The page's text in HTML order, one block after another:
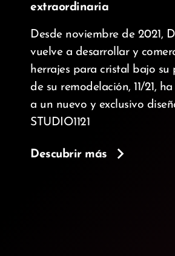
extraordinaria
Desde noviembre de 2021,
vuelve a desarrollar y
herrajes para cristal bajo
de su remodelación, 11/21,
a un nuevo y exclusivo
STUDIO1121
Descubrir más